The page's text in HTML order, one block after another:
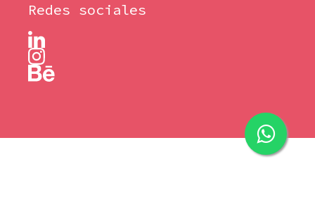
Redes sociales